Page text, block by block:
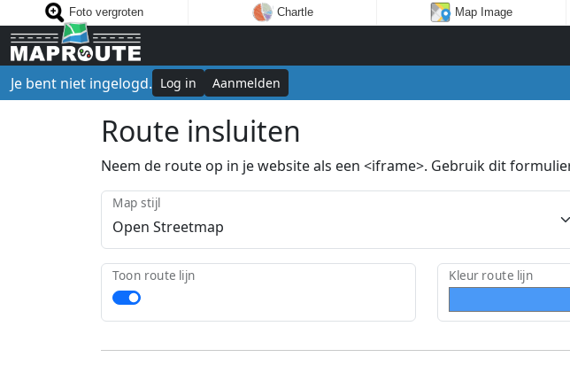
Foto vergroten Chartle Map Image
Je bent niet ingelogd. Log in Aanmelden
Route insluiten
Neem de route op in je website als een <iframe>. Gebruik dit
Map stijl
Toon route lijn Kleur route lijn